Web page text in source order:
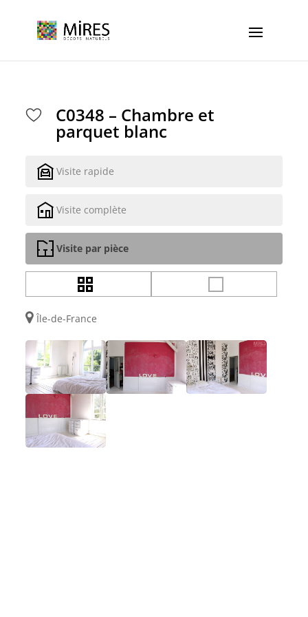
C0348 – Chambre et
parquet blanc
Visite rapide
Visite complète
Visite par pièce
Île-de-France